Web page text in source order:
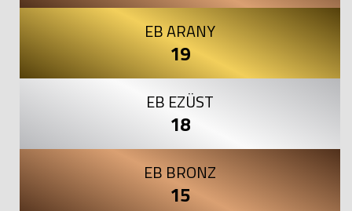
EB ARANY
19
EB EZÜST
18
EB BRONZ
15